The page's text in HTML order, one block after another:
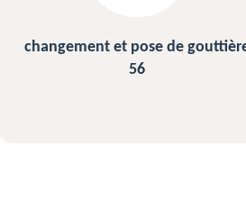
Nettoyage de toiture 56